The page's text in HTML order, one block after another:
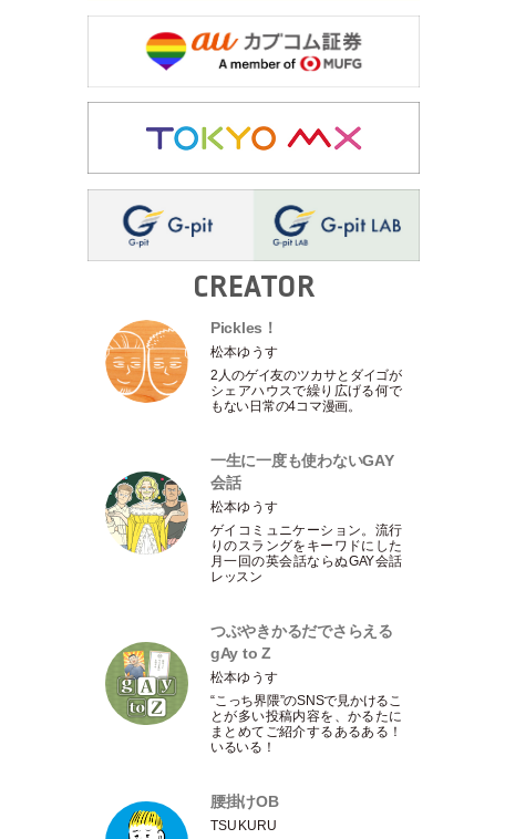
CREATOR
Pickles！
松本ゆうす
2人のゲイ友のツカサとダイゴが
シェアハウスで繰り広げる何で
もない日常の4コマ漫画。
一生に一度も使わないGAY
会話
松本ゆうす
ゲイコミュニケーション。流行
りのスラングをキーワドにした
月一回の英会話ならぬGAY会話
レッスン
つぶやきかるだでさらえる
gAy to Z
松本ゆうす
“こっち界隈”のSNSで見かけるこ
とが多い投稿内容を、かるたに
まとめてご紹介するあるある！
いるいる！
腰掛けOB
TSUKURU